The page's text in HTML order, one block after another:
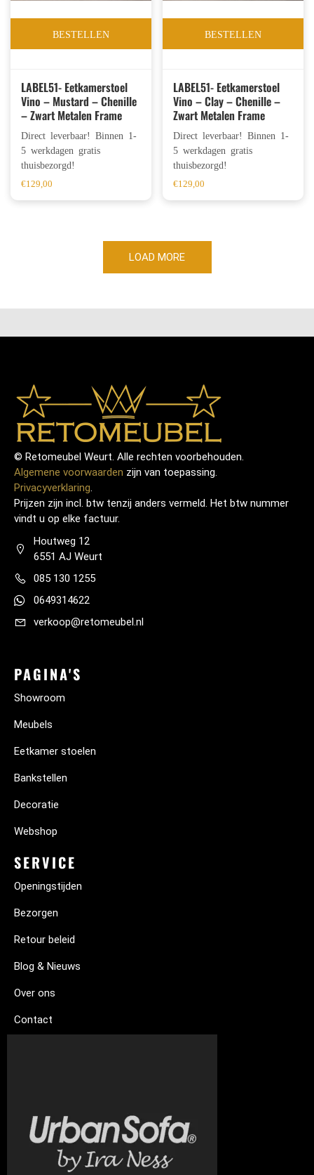
BESTELLEN
LABEL51- Eetkamerstoel
Vino – Mustard – Chenille
– Zwart Metalen Frame
Direct leverbaar! Binnen 1-
5 werkdagen gratis
thuisbezorgd!
€129,00
BESTELLEN
LABEL51- Eetkamerstoel
Vino – Clay – Chenille –
Zwart Metalen Frame
Direct leverbaar! Binnen 1-
5 werkdagen gratis
thuisbezorgd!
€129,00
LOAD MORE
© Retomeubel Weurt. Alle rechten voorbehouden.
Algemene voorwaarden zijn van toepassing.
Privacyverklaring.
Prijzen zijn incl. btw tenzij anders vermeld. Het btw nummer
vindt u op elke factuur.
Houtweg 12
6551 AJ Weurt
085 130 1255
0649314622
verkoop@retomeubel.nl
PAGINA'S
Showroom
Meubels
Eetkamer stoelen
Bankstellen
Decoratie
Webshop
SERVICE
Openingstijden
Bezorgen
Retour beleid
Blog & Nieuws
Over ons
Contact